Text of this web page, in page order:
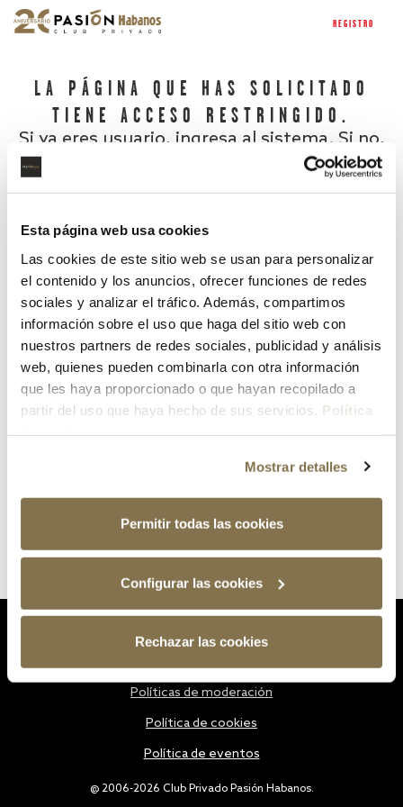
Esta página web usa cookies
Las cookies de este sitio web se usan para personalizar
el contenido y los anuncios, ofrecer funciones de redes
sociales y analizar el tráfico. Además, compartimos
información sobre el uso que haga del sitio web con
nuestros partners de redes sociales, publicidad y análisis
web, quienes pueden combinarla con otra información
que les haya proporcionado o que hayan recopilado a
partir del uso que haya hecho de sus servicios. Política
Mostrar detalles
Permitir todas las cookies
Configurar las cookies
Rechazar las cookies
REGISTRO
LA PÁGINA QUE HAS SOLICITADO
TIENE ACCESO RESTRINGIDO.
Si ya eres usuario, ingresa al sistema. Si no,
¿Has olvidado tu contraseña?
@ 2006-2026 Club Privado Pasión Habanos.
Políticas de moderación
Política de cookies
Política de eventos